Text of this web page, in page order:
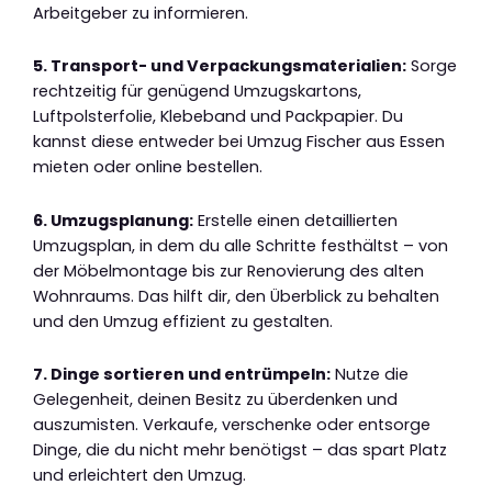
Arbeitgeber zu informieren.
5. Transport- und Verpackungsmaterialien: Sorge
rechtzeitig für genügend Umzugskartons,
Luftpolsterfolie, Klebeband und Packpapier. Du
kannst diese entweder bei Umzug Fischer aus Essen
mieten oder online bestellen.
6. Umzugsplanung: Erstelle einen detaillierten
Umzugsplan, in dem du alle Schritte festhältst – von
der Möbelmontage bis zur Renovierung des alten
Wohnraums. Das hilft dir, den Überblick zu behalten
und den Umzug effizient zu gestalten.
7. Dinge sortieren und entrümpeln: Nutze die
Gelegenheit, deinen Besitz zu überdenken und
auszumisten. Verkaufe, verschenke oder entsorge
Dinge, die du nicht mehr benötigst – das spart Platz
und erleichtert den Umzug.